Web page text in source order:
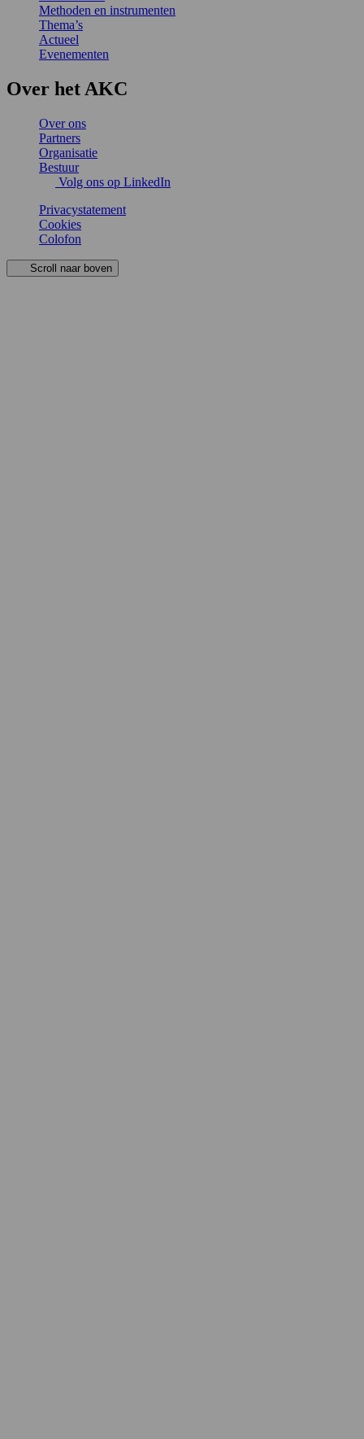
Methoden en instrumenten
Thema’s
Actueel
Evenementen
Over het AKC
Over ons
Partners
Organisatie
Bestuur
Volg ons op LinkedIn
Privacystatement
Cookies
Colofon
Scroll naar boven